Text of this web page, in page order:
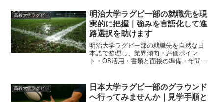
されない自分らしい応援スタイルづくり
を支えます。
高校大学ラグビー
明治大学ラグビー部の就職先を現
実的に把握｜強みを言語化して進
路選択を助けます
明治大学ラグビー部の就職先を自然な日
本語で整理し、業界傾向・評価ポイン
ト・OB活用・書類と面接の準備・年間計
高校大学ラグビー
日本大学ラグビー部のグラウンド
へ行ってみませんか｜見学手順と